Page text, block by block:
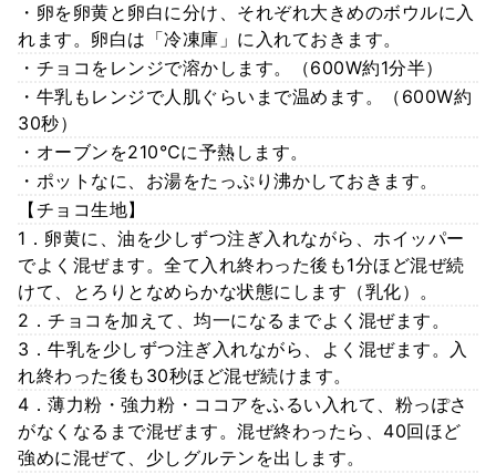
・卵を卵黄と卵白に分け、それぞれ大きめのボウルに入
れます。卵白は「冷凍庫」に入れておきます。
・チョコをレンジで溶かします。（600W約1分半）
・牛乳もレンジで人肌ぐらいまで温めます。（600W約
30秒）
・オーブンを210℃に予熱します。
・ポットなに、お湯をたっぷり沸かしておきます。
【チョコ生地】
1．卵黄に、油を少しずつ注ぎ入れながら、ホイッパー
でよく混ぜます。全て入れ終わった後も1分ほど混ぜ続
けて、とろりとなめらかな状態にします（乳化）。
2．チョコを加えて、均一になるまでよく混ぜます。
3．牛乳を少しずつ注ぎ入れながら、よく混ぜます。入
れ終わった後も30秒ほど混ぜ続けます。
4．薄力粉・強力粉・ココアをふるい入れて、粉っぽさ
がなくなるまで混ぜます。混ぜ終わったら、40回ほど
強めに混ぜて、少しグルテンを出します。